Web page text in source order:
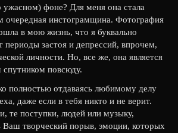
ужасном) фоне? Для меня она стала
очередная инстограмщина. Фотография
в мою жизнь, что я буквально
застоя и депрессий, впрочем,
личности. Но, все же, она является
повсюду.
полностью отдаваясь любимому делу
даже если в тебя никто и не верит.
те поступки, людей или музыку,
Ваш творческий порыв, эмоции, которых